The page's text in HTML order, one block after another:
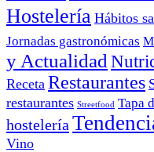
Hostelería Hábitos
Jornadas gastronómicas
y Actualidad
Receta Restaurantes
restaurantes Streetfood Tapa
hostelería
Vino